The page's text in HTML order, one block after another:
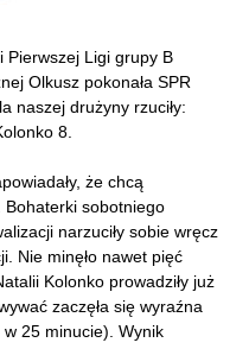
Pierwszej Ligi grupy B
Olkusz pokonała SPR
naszej drużyny rzuciły:
8.
że chcą
Bohaterki sobotniego
narzuciły sobie wręcz
Nie minęło nawet pięć
Kolonko prowadziły już
zaczęła się wyraźna
w 25 minucie). Wynik